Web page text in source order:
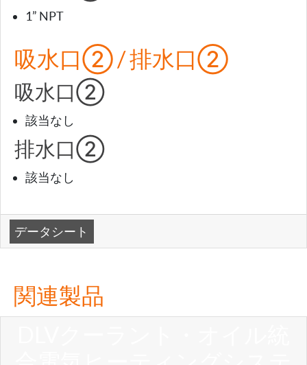
1” NPT
吸水口② / 排水口②
吸水口②
該当なし
排水口②
該当なし
データシート
関連製品